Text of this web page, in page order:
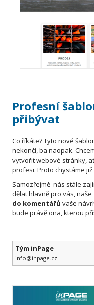
Profesní
přibývat
Co říkáte? Tyto nové
nekončí, ba naopak.
vytvořit webové stránky,
profesi. Proto chystáme
Samozřejmě nás stále
dělat hlavně pro vás,
do komentářů vaše
bude právě ona, kterou
Tým inPage
info@inpage.cz